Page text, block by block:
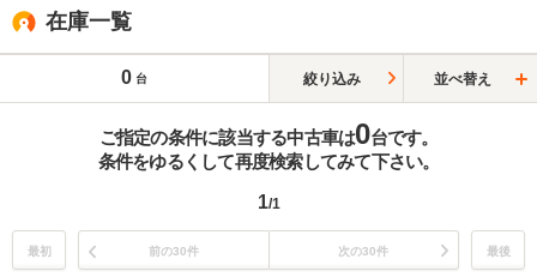
在庫一覧
0 台 絞り込み 並べ替え
ご指定の条件に該当する中古車は0台です。
条件をゆるくして再度検索してみて下さい。
1/1
最初 前の30件 次の30件 最後